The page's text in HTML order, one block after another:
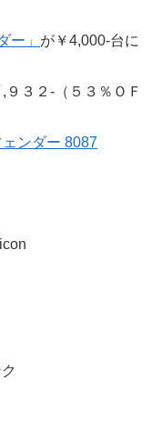
ー」 が￥4,000-台に
３２-（５３％ＯＦ